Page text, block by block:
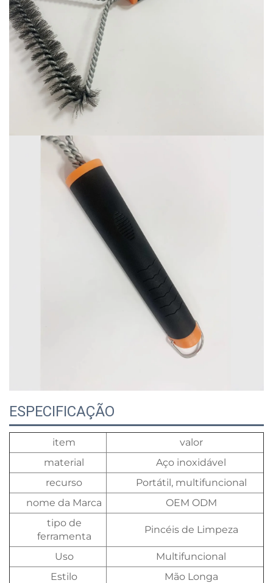
ESPECIFICAÇÃO
item
valor
material
Aço inoxidável
recurso
Portátil, multifuncional
nome da Marca
OEM ODM
tipo de
ferramenta
Pincéis de Limpeza
Uso
Multifuncional
Estilo
Mão Longa